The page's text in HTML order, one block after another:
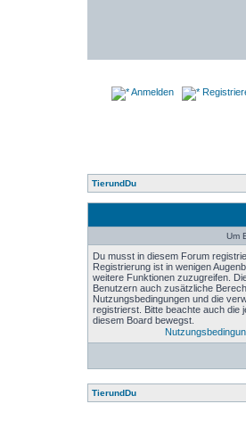
Anmelden
TierundDu
Um
Du musst in diesem Forum
Registrierung ist in wenigen
weitere Funktionen zuzugreifen.
Benutzern auch zusätzliche
Nutzungsbedingungen und die
registrierst. Bitte beachte auch die
diesem Board bewegst.
TierundDu